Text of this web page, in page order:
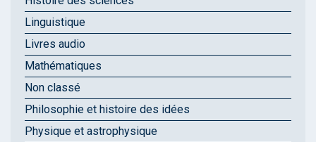
Linguistique
Livres audio
Mathématiques
Non classé
Philosophie et histoire des idées
Physique et astrophysique